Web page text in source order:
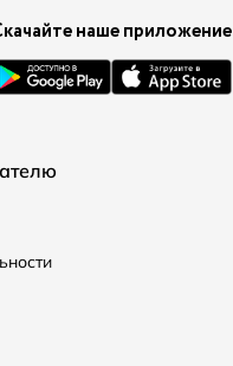
наше приложение